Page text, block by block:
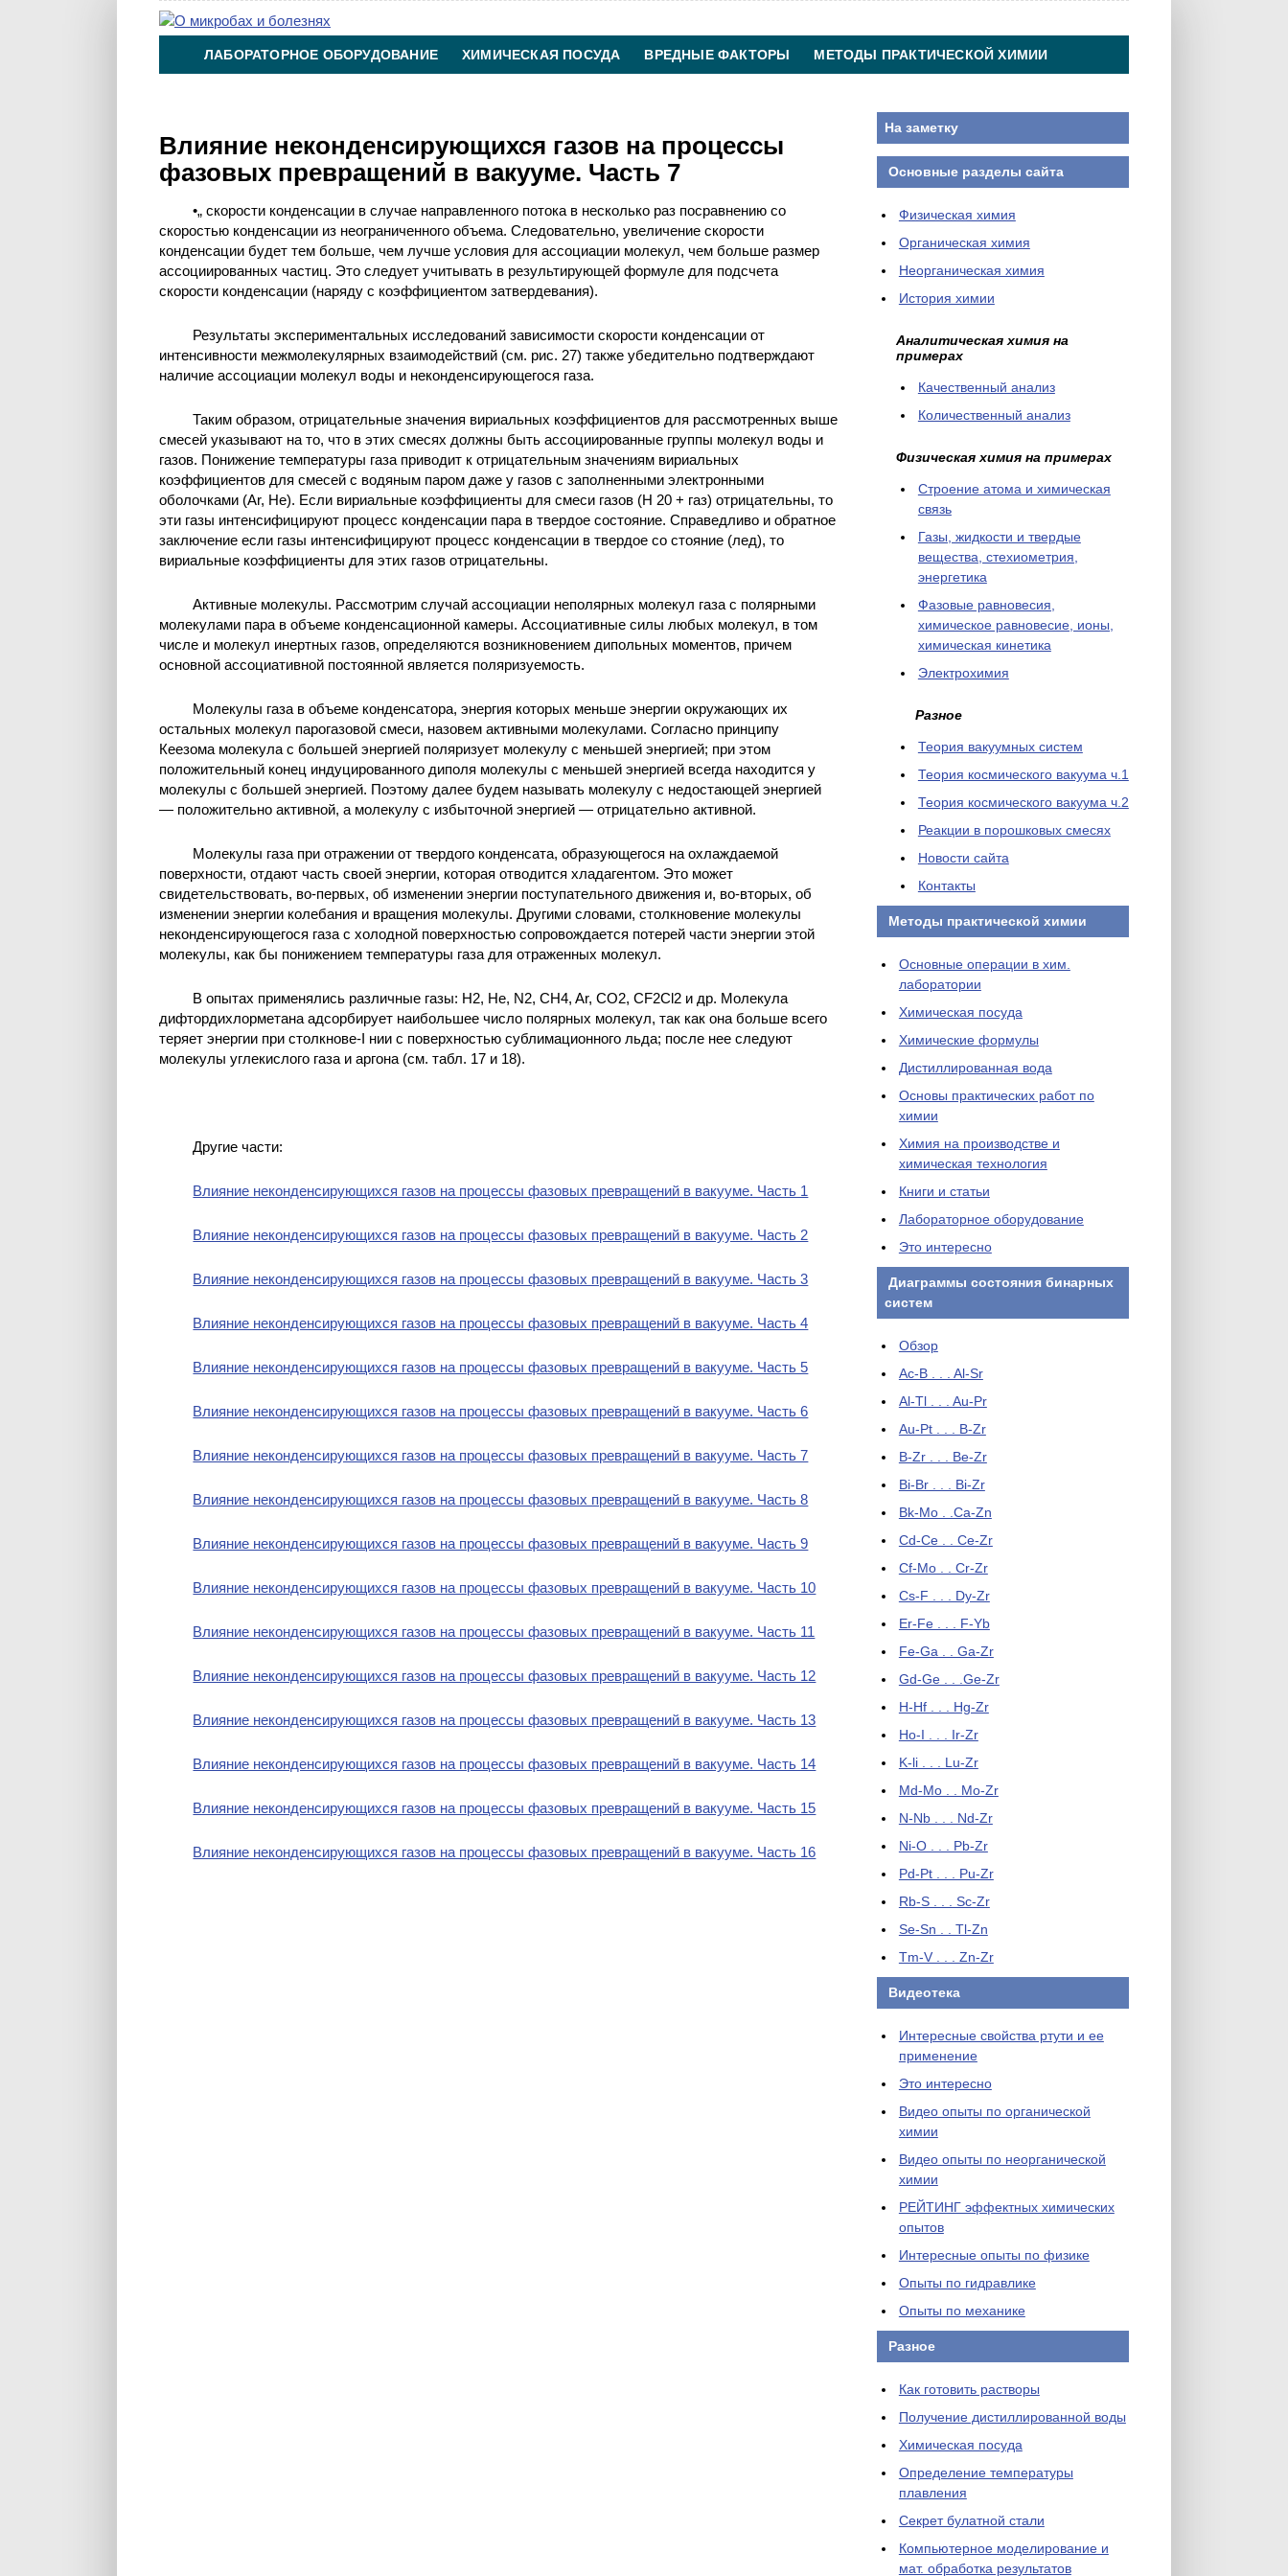
ЛАБОРАТОРНОЕ ОБОРУДОВАНИЕ ХИМИЧЕСКАЯ ПОСУДА ВРЕДНЫЕ ФАКТОРЫ МЕТОДЫ ПРАКТИЧЕСКОЙ ХИМИИ
Влияние неконденсирующихся газов на процессы
фазовых превращений в вакууме. Часть 7
•„ скорости конденсации в случае направленного потока в несколько раз посравнению со
скоростью конденсации из неограниченного объема. Следовательно, увеличение cкорости
конденсации будет тем больше, чем лучше условия для ассоциации молекул, чем больше размер
ассоциированных частиц. Это следует учитывать в результирующей формуле для подсчета
скорости конденсации (наряду с коэффициентом затвердевания).
Результаты экспериментальных исследований зависимости скорости конденсации от
интенсивности межмолекулярных взаимодействий (см. рис. 27) также убедительно подтверждают
наличие ассоциации молекул воды и неконденсирующегося газа.
Таким образом, отрицательные значения вириальных коэффициентов для рассмотренных выше
смесей указывают на то, что в этих смесях должны быть ассоциированные группы молекул воды и
газов. Понижение температуры газа приводит к отрицательным значениям вириальных
коэффициентов для смесей с водяным паром даже у газов с заполненными электронными
оболочками (Ar, Не). Если вириальные коэффициенты для смеси газов (H 20 + газ) отрицательны, то
эти газы интенсифицируют процесс конденсации пара в твердое состояние. Справедливо и обратное
заключение если газы интенсифицируют процесс конденсации в твердое со стояние (лед), то
вириальные коэффициенты для этих газов отрицательны.
Активные молекулы. Рассмотрим случай ассоциации неполярных молекул газа с полярными
молекулами пара в объеме конденсационной камеры. Ассоциативные силы любых молекул, в том
числе и молекул инертных газов, определяются возникновением дипольных моментов, причем
основной ассоциативной постоянной является поляризуемость.
Молекулы газа в объеме конденсатора, энергия которых меньше энергии окружающих их
остальных молекул парогазовой смеси, назовем активными молекулами. Согласно принципу
Кеезома молекула с большей энергией поляризует молекулу с меньшей энергией; при этом
положительный конец индуцированного диполя молекулы с меньшей энергией всегда находится у
молекулы с большей энергией. Поэтому далее будем называть молекулу с недостающей энергией
— положительно активной, а молекулу с избыточной энергией — отрицательно активной.
Молекулы газа при отражении от твердого конденсата, образующегося на охлаждаемой
поверхности, отдают часть своей энергии, которая отводится хладагентом. Это может
свидетельствовать, во-первых, об изменении энергии поступательного движения и, во-вторых, об
изменении энергии колебания и вращения молекулы. Другими словами, столкновение молекулы
неконденсирующегося газа с холодной поверхностью сопровождается потерей части энергии этой
молекулы, как бы понижением температуры газа для отраженных молекул.
В опытах применялись различные газы: H2, Не, N2, CH4, Ar, CO2, CF2Cl2 и др. Молекула
дифтордихлорметана адсорбирует наибольшее число полярных молекул, так как она больше всего
теряет энергии при столкнове-I нии с поверхностью сублимационного льда; после нее следуют
молекулы углекислого газа и аргона (см. табл. 17 и 18).
Другие части:
Влияние неконденсирующихся газов на процессы фазовых превращений в вакууме. Часть 1
Влияние неконденсирующихся газов на процессы фазовых превращений в вакууме. Часть 2
Влияние неконденсирующихся газов на процессы фазовых превращений в вакууме. Часть 3
Влияние неконденсирующихся газов на процессы фазовых превращений в вакууме. Часть 4
Влияние неконденсирующихся газов на процессы фазовых превращений в вакууме. Часть 5
Влияние неконденсирующихся газов на процессы фазовых превращений в вакууме. Часть 6
Влияние неконденсирующихся газов на процессы фазовых превращений в вакууме. Часть 7
Влияние неконденсирующихся газов на процессы фазовых превращений в вакууме. Часть 8
Влияние неконденсирующихся газов на процессы фазовых превращений в вакууме. Часть 9
Влияние неконденсирующихся газов на процессы фазовых превращений в вакууме. Часть 10
Влияние неконденсирующихся газов на процессы фазовых превращений в вакууме. Часть 11
Влияние неконденсирующихся газов на процессы фазовых превращений в вакууме. Часть 12
Влияние неконденсирующихся газов на процессы фазовых превращений в вакууме. Часть 13
Влияние неконденсирующихся газов на процессы фазовых превращений в вакууме. Часть 14
Влияние неконденсирующихся газов на процессы фазовых превращений в вакууме. Часть 15
Влияние неконденсирующихся газов на процессы фазовых превращений в вакууме. Часть 16
На заметку
Основные разделы сайта
Физическая химия
Органическая химия
Неорганическая химия
История химии
Аналитическая химия на
примерах
Качественный анализ
Количественный анализ
Физическая химия на примерах
Cтроение атома и химическая
связь
Газы, жидкости и твердые
вещества, стехиометрия,
энергетика
Фазовые равновесия,
химическое равновесие, ионы,
химическая кинетика
Электрохимия
Разное
Теория вакуумных систем
Теория космического вакуума ч.1
Теория космического вакуума ч.2
Реакции в порошковых смесях
Новости сайта
Контакты
Методы практической химии
Основные операции в хим.
лаборатории
Химическая посуда
Химические формулы
Дистиллированная вода
Основы практических работ по
химии
Химия на производстве и
химическая технология
Книги и статьи
Лабораторное оборудование
Это интересно
Диаграммы состояния бинарных
систем
Обзор
Ac-B . . . Al-Sr
Al-Tl . . . Au-Pr
Au-Pt . . . B-Zr
B-Zr . . . Be-Zr
Bi-Br . . . Bi-Zr
Bk-Mo . .Ca-Zn
Cd-Ce . . Ce-Zr
Cf-Mo . . Cr-Zr
Cs-F . . . Dy-Zr
Er-Fe . . . F-Yb
Fe-Ga . . Ga-Zr
Gd-Ge . . .Ge-Zr
H-Hf . . . Hg-Zr
Ho-I . . . Ir-Zr
K-li . . . Lu-Zr
Md-Mo . . Mo-Zr
N-Nb . . . Nd-Zr
Ni-O . . . Pb-Zr
Pd-Pt . . . Pu-Zr
Rb-S . . . Sc-Zr
Se-Sn . . Tl-Zn
Tm-V . . . Zn-Zr
Видеотека
Интересные свойства ртути и ее
применение
Это интересно
Видео опыты по органической
химии
Видео опыты по неорганической
химии
РЕЙТИНГ эффектных химических
опытов
Интересные опыты по физике
Опыты по гидравлике
Опыты по механике
Разное
Как готовить растворы
Получение дистиллированной воды
Химическая посуда
Определение температуры
плавления
Секрет булатной стали
Компьютерное моделирование и
мат. обработка результатов